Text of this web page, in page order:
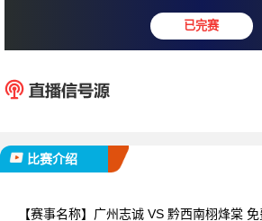
广州志诚 0 :
比赛介绍
【赛事名称】 广州志诚 VS 黔西南栩烽棠